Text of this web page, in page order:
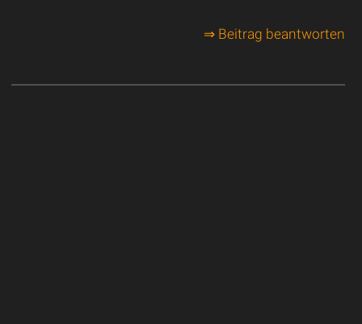
⇒ Beitrag beantworten